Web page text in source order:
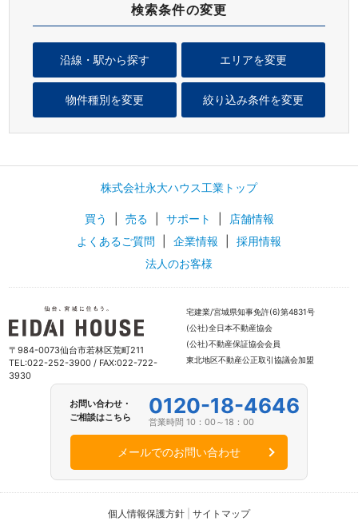
検索条件の変更
エリアを変更
沿線・駅から探す
物件種別を変更 絞り込み条件を変更
株式会社永大ハウス工業トップ
買う 売る サポート
店舗情報
よくあるご質問
企業情報
採用情報
法人のお客様
〒984-0073仙台市若林区荒町211
TEL:022-252-3900 / FAX:022-722-
3930
宅建業/宮城県知事免許(6)第4831号
(公社)全日本不動産協会
(公社)不動産保証協会会員
東北地区不動産公正取引協議会加盟
お問い合わせ・
ご相談はこちら
0120-18-4646
営業時間 10：00～18：00
メールでのお問い合わせ
個人情報保護方針 サイトマップ